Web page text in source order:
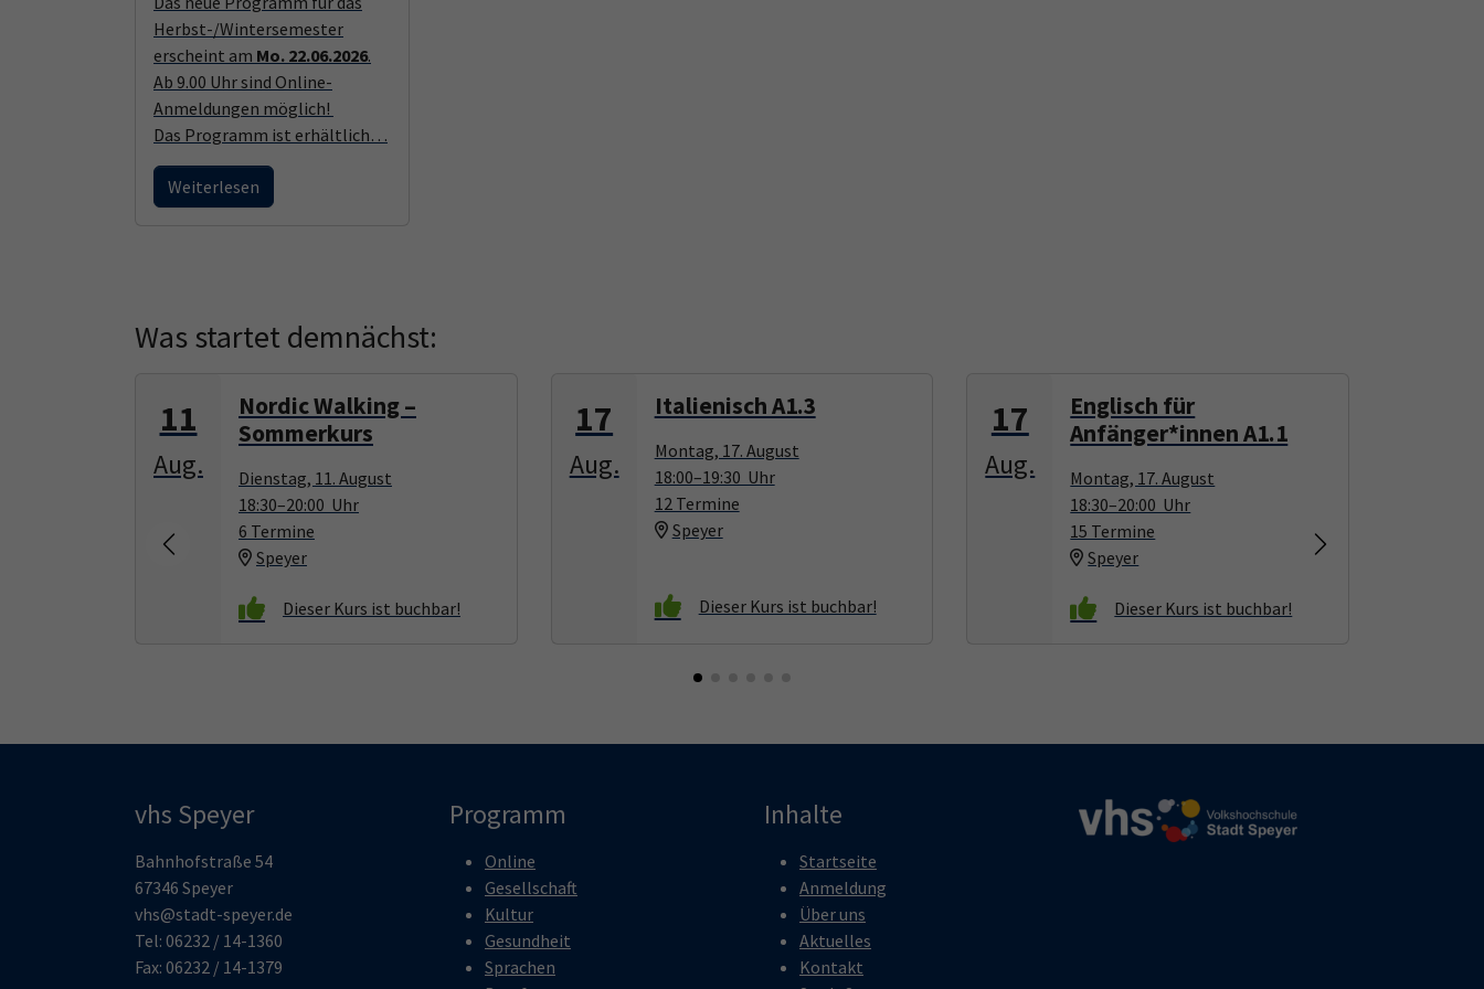
Herbst-/Wintersemester
erscheint am Mo. 22.06.2026.
Ab 9.00 Uhr sind Online-
Anmeldungen möglich!
Das Programm ist erhältlich…
Weiterlesen
Was startet demnächst:
11
Aug.
Nordic Walking –
Sommerkurs
Dienstag, 11. August
18:30–20:00 Uhr
6 Termine
Speyer
17
Aug.
Italienisch A1.3
Montag, 17. August
18:00–19:30 Uhr
12 Termine
Speyer
17
Aug.
Englisch für
Anfänger*innen A1.1
Montag, 17. August
18:30–20:00 Uhr
15 Termine
Speyer
vhs Speyer
Bahnhofstraße 54
67346 Speyer
vhs@stadt-speyer.de
Tel: 06232 / 14-1360
Fax: 06232 / 14-1379
Programm
Online
Gesellschaft
Kultur
Gesundheit
Sprachen
Inhalte
Startseite
Anmeldung
Über uns
Aktuelles
Kontakt